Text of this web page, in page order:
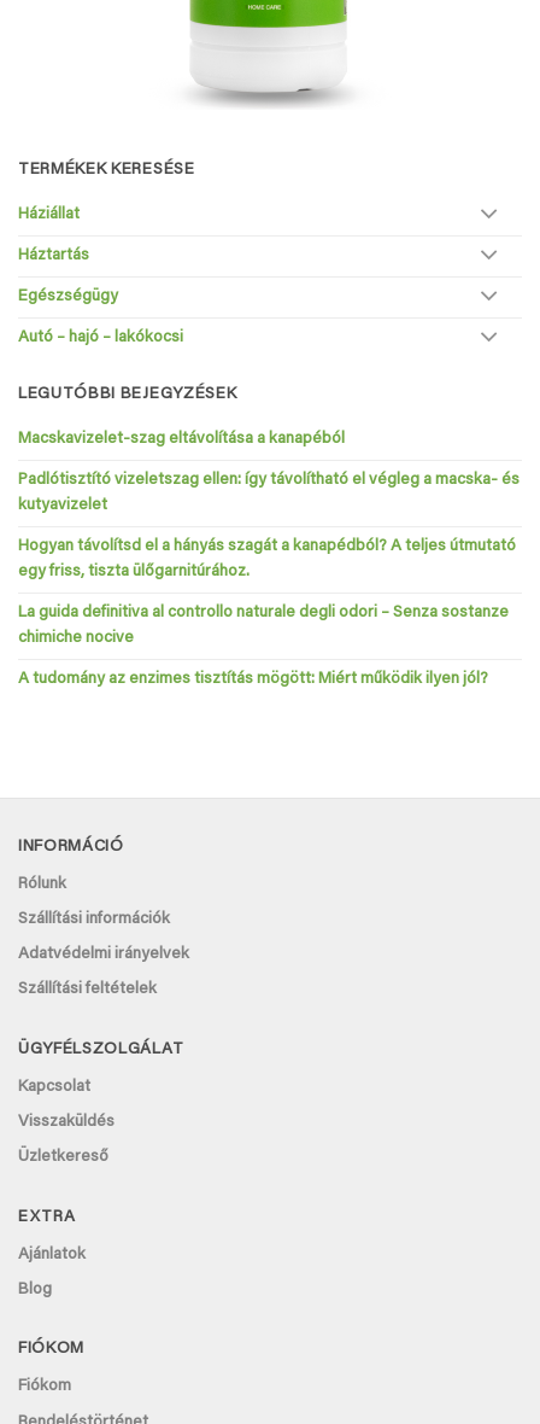
TERMÉKEK KERESÉSE
Háziállat
Háztartás
Egészségügy
Autó – hajó – lakókocsi
LEGUTÓBBI BEJEGYZÉSEK
Macskavizelet-szag eltávolítása a kanapéból
Padlótisztító vizeletszag ellen: így távolítható el végleg a macska- és
kutyavizelet
Hogyan távolítsd el a hányás szagát a kanapédból? A teljes útmutató
egy friss, tiszta ülőgarnitúrához.
La guida definitiva al controllo naturale degli odori – Senza sostanze
chimiche nocive
A tudomány az enzimes tisztítás mögött: Miért működik ilyen jól?
INFORMÁCIÓ
Rólunk
Szállítási információk
Adatvédelmi irányelvek
Szállítási feltételek
ÜGYFÉLSZOLGÁLAT
Kapcsolat
Visszaküldés
Üzletkereső
EXTRA
Ajánlatok
Blog
FIÓKOM
Fiókom